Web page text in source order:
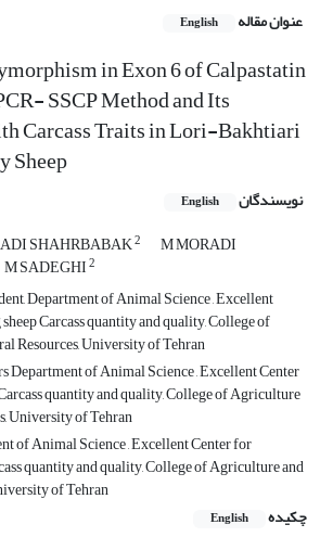
عنوان مقاله English
in Exon 6 of Calpastatin
SSCP Method and Its
Carcass Traits in Lori-Bakhtiari
Sheep
نویسندگان English
SHAHRBABAK2 M MORADI
M SADEGHI2
Department of Animal Science , Excellent
Carcass quantity and quality, College of
Resources, University of Tehran
Department of Animal Science , Excellent Center
quantity and quality, College of Agriculture
University of Tehran
of Animal Science , Excellent Center for
quantity and quality, College of Agriculture and
of Tehran
چکیده
English